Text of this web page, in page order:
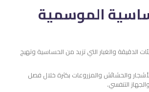
الموسمية
الدقيقة والغبار التي تزيد من الحساسية وتهيج
والحشائش والمزروعات بكثرة خلال فصل
التنفسي.